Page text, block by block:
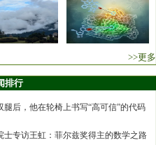
>>更多
排行
腿后，他在轮椅上书写“高可信”的代码
士专访王虹：菲尔兹奖得主的数学之路